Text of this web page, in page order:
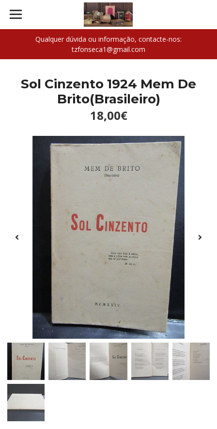
Qualquer dúvida ou informação, contacte-nos:
tzfonseca1@gmail.com
Sol Cinzento 1924 Mem De
Brito(Brasileiro)
18,00€